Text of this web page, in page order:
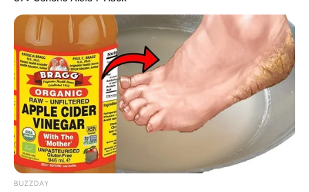
DESTAQUES DO MÊS
Prefeitura realiza a maior entrega de
motocicletas aos Agentes de Saúde da
história...
Agente de Saúde é indiciada por falsificar
visitas que nunca aconteceram.
BUZZDAY